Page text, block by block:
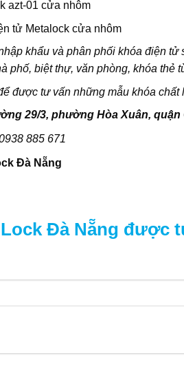
khẩu và phân phối khóa điện
phố, biệt thự, văn phòng, khóa thẻ
được tư vấn những mẫu khóa
29/3, phường Hòa Xuân, quận
885 671
Đà Nẵng
Đà Nẵng được